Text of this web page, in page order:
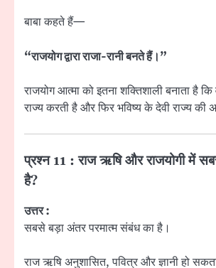
बाबा कहते हैं—
“राजयोग द्वारा राजा-रानी बनते हैं।”
राजयोग आत्मा को इतना शक्तिशाली बनाता है
राज्य करती है और फिर भविष्य के देवी राज्य की
प्रश्न 11 : राज ऋषि और राजयोगी में
है?
उत्तर :
सबसे बड़ा अंतर परमात्म संबंध का है।
राज ऋषि अनुशासित, पवित्र और ज्ञानी हो